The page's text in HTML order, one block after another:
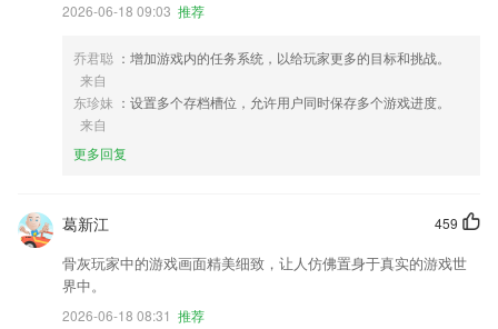
2026-06-18 09:03 推荐
乔君聪 ：增加游戏内的任务系统，以给玩家更多的目标和挑战。
来自
东珍妹 ：设置多个存档槽位，允许用户同时保存多个游戏进度。
来自
更多回复
459
葛新江
骨灰玩家中的游戏画面精美细致，让人仿佛置身于真实的游戏世
界中。
2026-06-18 08:31 推荐